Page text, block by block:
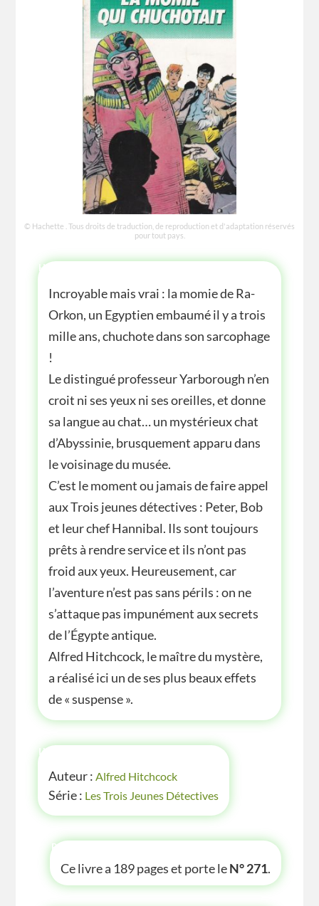
© Hachette . Tous droits de traduction, de reproduction et d'adaptation réservés
pour tout pays.
HISTOIRE
Incroyable mais vrai : la momie de Ra-
Orkon, un Egyptien embaumé il y a trois
mille ans, chuchote dans son sarcophage
!
Le distingué professeur Yarborough n’en
croit ni ses yeux ni ses oreilles, et donne
sa langue au chat… un mystérieux chat
d’Abyssinie, brusquement apparu dans
le voisinage du musée.
C’est le moment ou jamais de faire appel
aux Trois jeunes détectives : Peter, Bob
et leur chef Hannibal. Ils sont toujours
prêts à rendre service et ils n’ont pas
froid aux yeux. Heureusement, car
l’aventure n’est pas sans périls : on ne
s’attaque pas impunément aux secrets
de l’Égypte antique.
Alfred Hitchcock, le maître du mystère,
a réalisé ici un de ses plus beaux effets
de « suspense ».
INFOS
Auteur : Alfred Hitchcock
Série : Les Trois Jeunes Détectives
P'TITE INFOS
Ce livre a 189 pages et porte leN° 271.